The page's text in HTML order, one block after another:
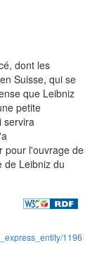
dont les
Suisse, qui se
que Leibniz
petite
servira
pour l'ouvrage de
de Leibniz du
1196